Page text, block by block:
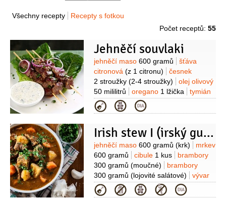
Všechny recepty
Recepty s fotkou
Počet receptů: 55
Jehněčí souvlaki
Suroviny
jehněčí maso 600 gramů
šťáva
citronová (z 1 citronu)
česnek
2 stroužky (2-4 stroužky)
olej olivový
50 mililitrů
oregano 1 lžička
tymián
1/2lžičky citron
ozdobu)
sůl pepř
Pita chléb:
300 gramů
voda
150 mililitrů
(vlažná)
droždí15 gramů
cukr
1/2lžičky sůl1 špetka
Tzatziki:
okurka nakládačka 1 kus
jogurt bílý
250 gramů (řecký) sůl
pepř
(mletý)
kopr(nebo sušená směs
koření na tzatziki)
ocet vinný
Kategorie
Irish stew I (irský guláš)
Suroviny
jehněčí maso 600 gramů (krk)
mrkev
600 gramů
cibule 1 kus
brambory
300 gramů (moučné)
brambory
300 gramů (lojovité salátové)
vývar
1 litr
(jehněčí horký) sůl
pepř
(mletý)
tymián6 snítek
Kategorie